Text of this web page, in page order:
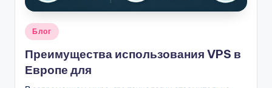
Опубликовано
Блог
Преимущества использования VPS в
Европе для